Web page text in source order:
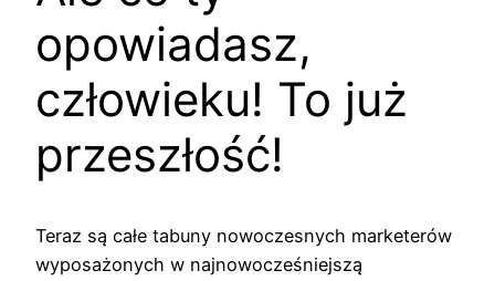
opowiadasz,
człowieku! To już
przeszłość!
Teraz są całe tabuny nowoczesnych marketerów
wyposażonych w najnowocześniejszą